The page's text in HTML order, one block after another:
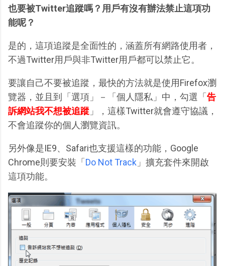
也要被Twitter追蹤嗎？用戶有沒有辦法禁止這項功
能呢？
是的，這項追蹤是全面性的，涵蓋所有網路使用者，
不過Twitter用戶與非Twitter用戶都可以禁止它。
要讓自己不要被追蹤，最快的方法就是使用Firefox瀏
覽器，並且到「選項」－「個人隱私」中，勾選「告
訴網站我不想被追蹤 」，這樣Twitter就會遵守協議，
不會追蹤你的個人瀏覽資訊。
另外像是IE9、Safari也支援這樣的功能，Google
Chrome則要安裝「Do Not Track 」擴充套件來開啟
這項功能。